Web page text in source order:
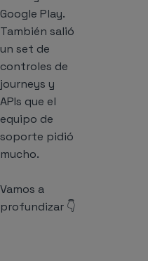
Google Play.
También salió
un set de
controles de
journeys y
APIs que el
equipo de
soporte pidió
mucho.
Vamos a
profundizar 👇